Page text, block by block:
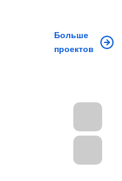
Больше
проектов